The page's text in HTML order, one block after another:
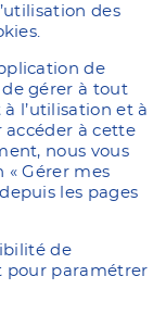
des
de
gérer à tout
l’utilisation et à
accéder à cette
nous vous
« Gérer mes
les pages
de
pour paramétrer